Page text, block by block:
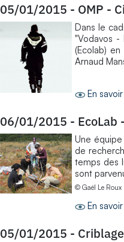
05/01/2015 - OMP -
Dans le
"Vodavos -
(Ecolab)
Arnaud
En
06/01/2015 -
Une
de
temps des
sont
© Gaël Le Roux
En
05/01/2015 -